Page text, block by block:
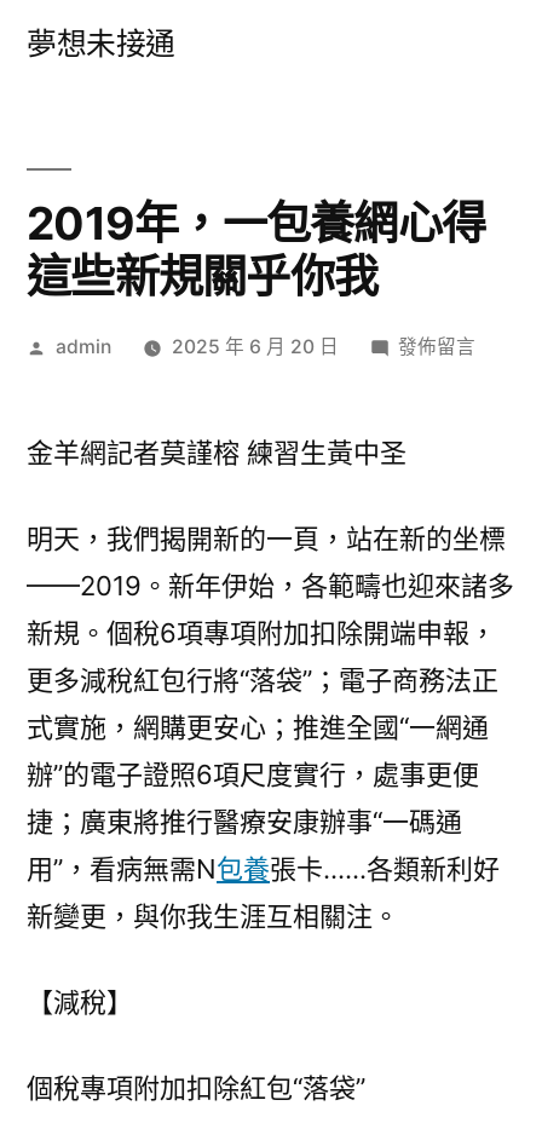
夢想未接通
2019年，一包養網心得
這些新規關乎你我
作
admin 2025 年 6 月 20 日
在
一
網
心
得
這
些
新
關
乎
你
我〉
發佈留言
金羊網記者莫謹榕 練習生黃中圣
明天，我們揭開新的一頁，站在新的坐標
——2019。新年伊始，各範疇也迎來諸多
新規。個稅6項專項附加扣除開端申報，
更多減稅紅包行將“落袋”；電子商務法正
式實施，網購更安心；推進全國“一網通
辦”的電子證照6項尺度實行，處事更便
捷；廣東將推行醫療安康辦事“一碼通
用”，看病無需N包養張卡……各類新利好
新變更，與你我生涯互相關注。
【減稅】
個稅專項附加扣除紅包“落袋”